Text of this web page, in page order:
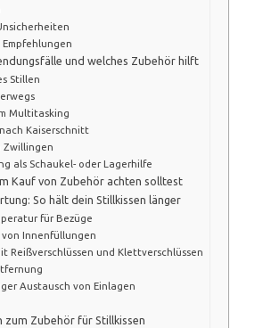
und welches Zubehör hilft
Stillen
Multitasking
Kaiserschnitt
Zwillingen
als Schaukel- oder Lagerhilfe
Kauf von Zubehör achten solltest
So hält dein Stillkissen länger
für Bezüge
Innenfüllungen
Reißverschlüssen und Klettverschlüssen
Austausch von Einlagen
zum Zubehör für Stillkissen